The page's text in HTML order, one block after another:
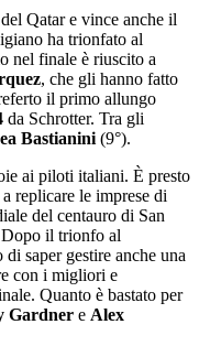
Qatar e vince anche il
ha trionfato al
nel finale è riuscito a
, che gli hanno fatto
il primo allungo
da Schrotter. Tra gli
Bastianini (9°).
ai piloti italiani. È presto
replicare le imprese di
del centauro di San
il trionfo al
saper gestire anche una
con i migliori e
Quanto è bastato per
Gardner e Alex